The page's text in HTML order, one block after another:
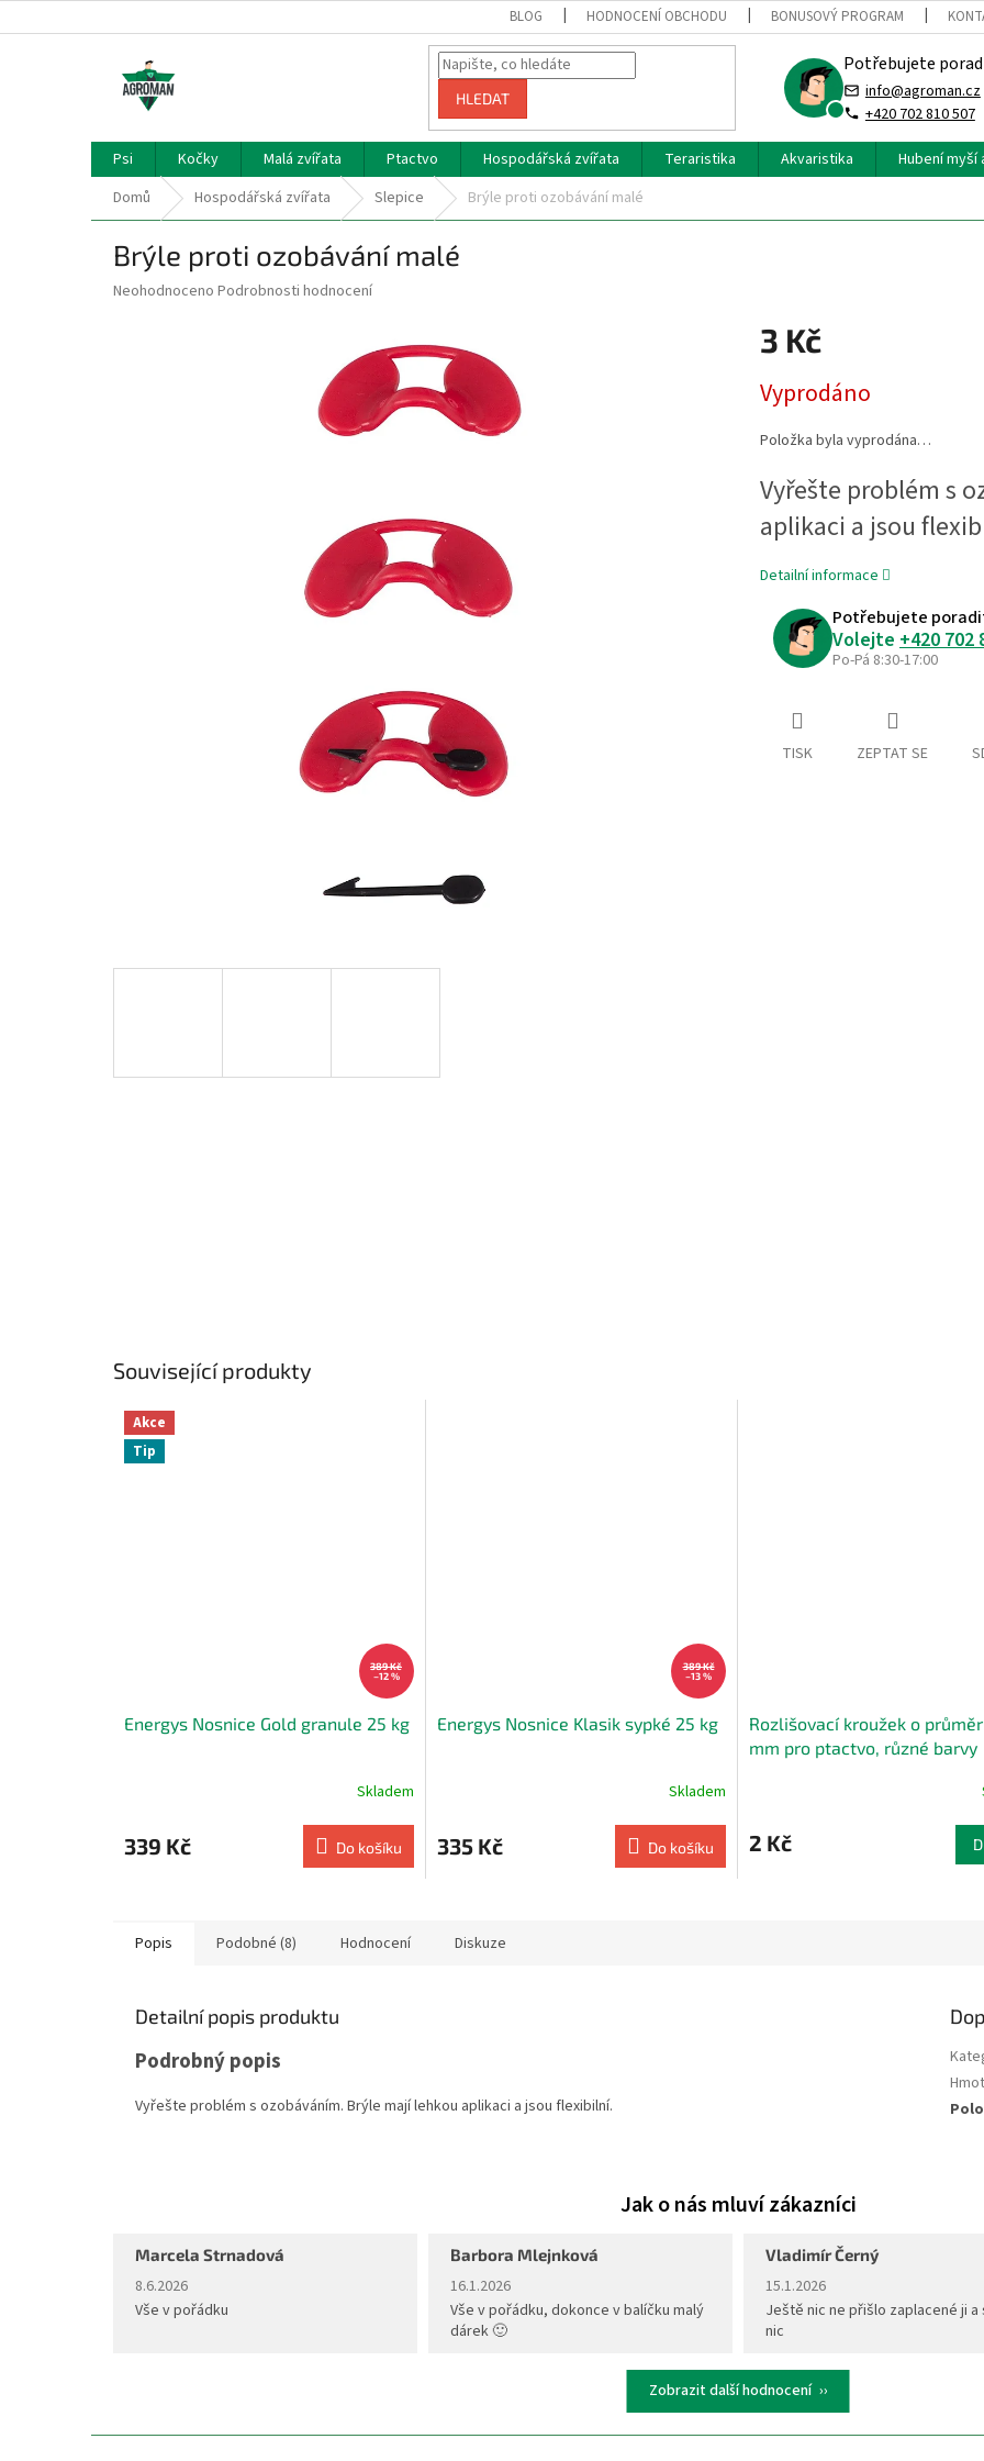
na
BLOG HODNOCENÍ OBCHODU BONUSOVÝ PROGRAM
HLEDAT
Potřebujete
info@agroman.cz
+420 702 810 507
Psi Kočky Malá zvířata Ptactvo Hospodářská zvířata Teraristika Akvaristika
Hubení myší
Domů
Hospodářská zvířata Slepice Brýle proti ozobávání malé
Brýle proti ozobávání malé
Průměrné
Neohodnoceno Podrobnosti hodnocení
3 Kč
cena:
Vyprodáno
Položka byla vyprodána…
Vyřešte problém s
aplikaci a jsou
Detailní informace
Potřebujete
Volejte +420 702
Po-Pá 8:30-17:00
TISK ZEPTAT SE
Související produkty
Akce
Tip
389 Kč
–12 %
Energys Nosnice Gold granule 25 kg
Skladem
339 Kč Do košíku
389 Kč
–13 %
Energys Nosnice Klasik sypké 25 kg
Skladem
335 Kč Do košíku
Rozlišovací kroužek o
mm pro ptactvo, různé barvy
2 Kč
Popis Podobné (8) Hodnocení Diskuze
Detailní popis produktu
Podrobný popis
Vyřešte problém s ozobáváním. Brýle mají lehkou aplikaci a jsou flexibilní.
Marcela Strnadová
Hodnocení obchodu je 5 z 5 hvězdiček.
8.6.2026
Vše v pořádku
Barbora Mlejnková
Hodnocení obchodu je 5 z 5 hvězdiček.
16.1.2026
Vše v pořádku, dokonce v balíčku malý
dárek 🙂
Vladimír Černý
Hodnocení obchodu je 5 z 5
15.1.2026
Ještě nic ne přišlo zaplacené ji a
nic
Zobrazit další hodnocení